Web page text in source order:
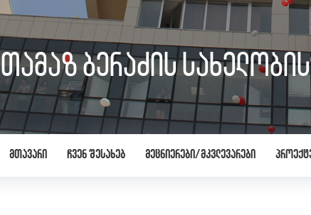
თამაზ ბერაძის
მთავარი ჩვენ შესახებ მეცნიერები/მკვლევარები